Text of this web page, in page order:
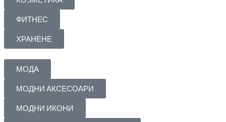
ФИТНЕС
ХРАНЕНЕ
МОДА
МОДНИ АКСЕСОАРИ
МОДНИ ИКОНИ